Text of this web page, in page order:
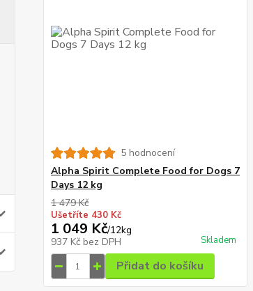
5 hodnocení
Alpha Spirit Complete Food for Dogs 7
Days 12 kg
1 479 Kč
Ušetříte 430 Kč
1 049 Kč/12kg
937 Kč bez DPH Skladem
Přidat do košíku